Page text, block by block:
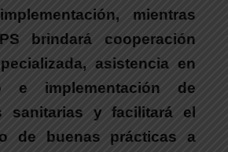
mientras
brindará cooperación
asistencia en
e implementación de
sanitarias y facilitará el
de buenas prácticas a